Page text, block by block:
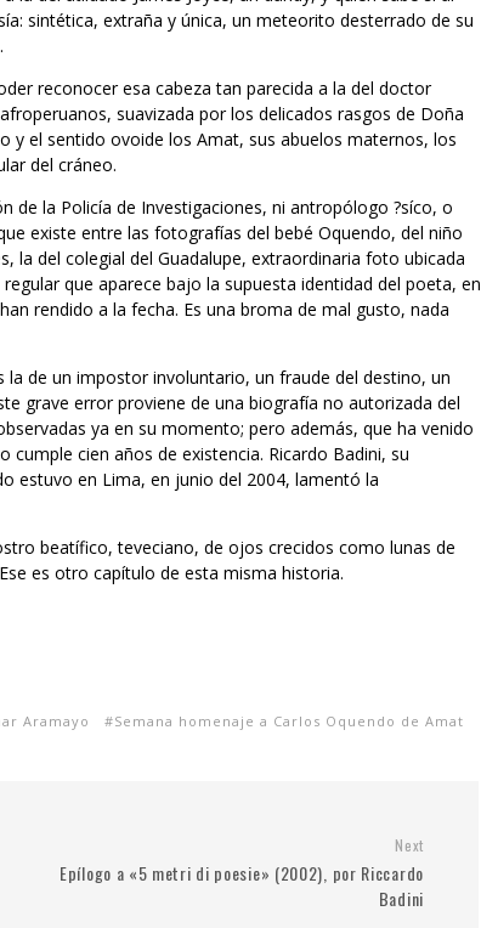
sintética, extraña y única, un meteorito desterrado de su
reconocer esa cabeza tan parecida a la del doctor
suavizada por los delicados rasgos de Doña
y el sentido ovoide los Amat, sus abuelos maternos, los
del cráneo.
de la Policía de Investigaciones, ni antropólogo ?síco, o
existe entre las fotografías del bebé Oquendo, del niño
la del colegial del Guadalupe, extraordinaria foto ubicada
que aparece bajo la supuesta identidad del poeta, en
rendido a la fecha. Es una broma de mal gusto, nada
de un impostor involuntario, un fraude del destino, un
grave error proviene de una biografía no autorizada del
ya en su momento; pero además, que ha venido
cien años de existencia. Ricardo Badini, su
estuvo en Lima, en junio del 2004, lamentó la
beatífico, teveciano, de ojos crecidos como lunas de
es otro capítulo de esta misma historia.
Aramayo Semana homenaje a Carlos Oquendo de Amat
Next
Epílogo a «5 metri di poesie» (2002), por Riccardo
Badini